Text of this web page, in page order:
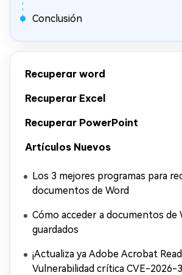
Conclusión
Recuperar word
Recuperar Excel
Recuperar PowerPoint
Artículos Nuevos
Los 3 mejores programas para
documentos de Word
Cómo acceder a documentos de
guardados
¡Actualiza ya Adobe Acrobat
Vulnerabilidad crítica CVE-2026-